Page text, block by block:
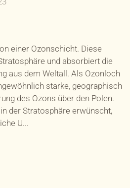
einer Ozonschicht. Diese
und absorbiert die
aus dem Weltall. Als Ozonloch
starke, geographisch
des Ozons über den Polen.
der Stratosphäre erwünscht,
U...